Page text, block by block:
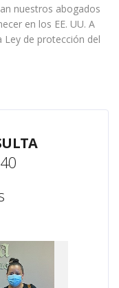
nuestros abogados
en los EE. UU. A
Ley de protección del